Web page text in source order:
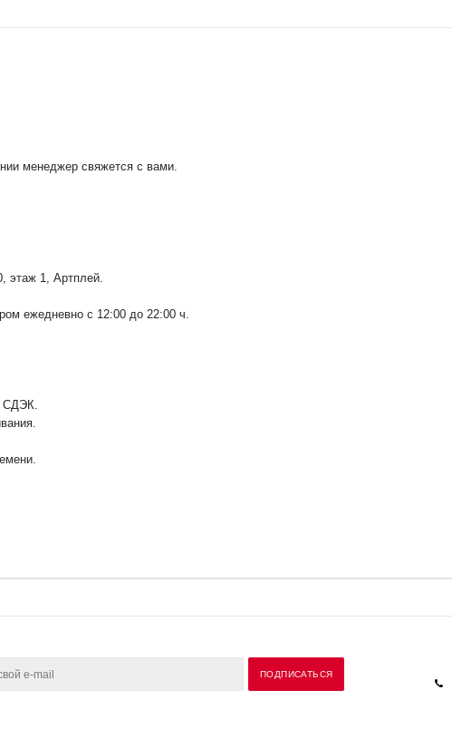
менеджер свяжется с вами.
, этаж 1, Артплей.
ежедневно с 12:00 до 22:00 ч.
СДЭК.